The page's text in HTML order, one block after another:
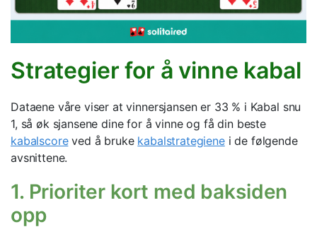
Strategier for å vinne kabal
Dataene våre viser at vinnersjansen er 33 % i Kabal snu
1, så øk sjansene dine for å vinne og få din beste
kabalscoreved å bruke kabalstrategienei de følgende
avsnittene.
1. Prioriter kort med baksiden
opp